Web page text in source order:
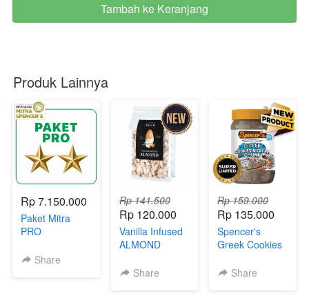
`
Tambah ke Keranjang
Produk Lainnya
Rp 7.150.000
Paket Mitra
PRO
Share
Rp 141.500
Rp 120.000
Vanilla Infused
ALMOND
Share
Rp 159.000
Rp 135.000
Spencer's
Greek Cookies
Share